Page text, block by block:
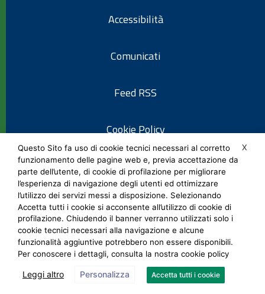
Accessibilità
Comunicati
Feed RSS
Cookie Policy
Informativa privacy
Note legali
Social Media Policy
X
Questo Sito fa uso di cookie tecnici necessari al corretto
funzionamento delle pagine web e, previa accettazione da
parte dell’utente, di cookie di profilazione per migliorare
l’esperienza di navigazione degli utenti ed ottimizzare
l’utilizzo dei servizi messi a disposizione. Selezionando
Accetta tutti i cookie si acconsente all’utilizzo di cookie di
profilazione. Chiudendo il banner verranno utilizzati solo i
cookie tecnici necessari alla navigazione e alcune
funzionalità aggiuntive potrebbero non essere disponibili.
Per conoscere i dettagli, consulta la nostra cookie policy
Leggi altro Personalizza Accetta tutti i cookie